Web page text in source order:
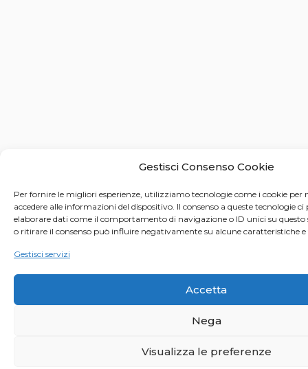
Gestisci Consenso Cookie
Per fornire le migliori esperienze, utilizziamo tecnologie come i cookie per
accedere alle informazioni del dispositivo. Il consenso a queste tecnologie
elaborare dati come il comportamento di navigazione o ID unici su questo
o ritirare il consenso può influire negativamente su alcune caratteristiche
Gestisci servizi
Accetta
Nega
Visualizza le preferenze